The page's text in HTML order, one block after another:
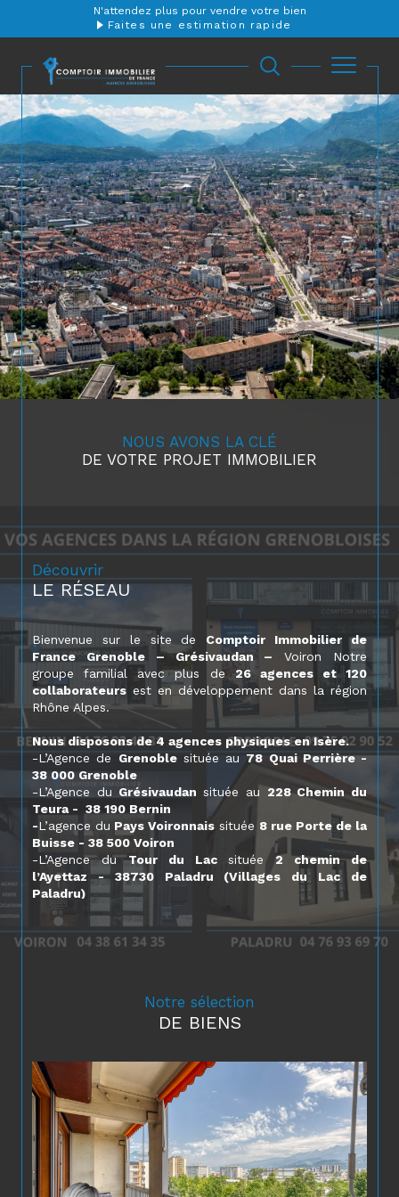
N'attendez plus pour vendre votre bien
Faites une estimation rapide
NOUS AVONS LA CLÉ
DE VOTRE PROJET IMMOBILIER
Découvrir
LE RÉSEAU
Bienvenue sur le site de Comptoir Immobilier de
France Grenoble – Grésivaudan – Voiron Notre
groupe familial avec plus de26 agences et 120
collaborateurs est en développement dans la région
Rhône Alpes.
Nous disposons de 4 agences physiques en Isère.
-L’Agence de Grenoblesituée au 78 Quai Perrière -
38 000 Grenoble
-L’Agence du Grésivaudansituée au 228 Chemin du
Teura - 38 190 Bernin
-L’agence du Pays Voironnais située 8 rue Porte de la
Buisse - 38 500 Voiron
-L’Agence duTour du Lacsituée2 chemin de
l’Ayettaz - 38730 Paladru (Villages du Lac de
Paladru)
Le marché est compliqué et toujours tendu sur
certaines zones.
régulièrement des biens (maisons, appartements
terrains) à l’achat enEXCLUSIVITE
Comptoir Immobilier de France.
votre annoncesur 600 sitesinternet, la sécurité, la
convivialité et la visibilité de nos trois agences
immobilières dans la région
Notre parfaite connaissance du secteur et notre
expérience professionnellenous permettent
d’exercer notre métier avec méthode et rigueur.
Notre sélection
DE BIENS